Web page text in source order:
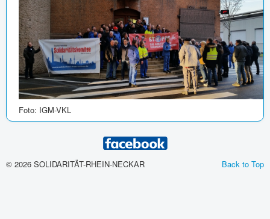
Foto: IGM-VKL
Back to Top
© 2026 SOLIDARITÄT-RHEIN-NECKAR